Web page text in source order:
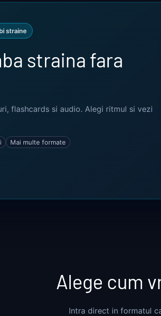
straine
straina fara
flashcards si audio. Alegi ritmul si vezi
Mai multe formate
Alege cum
Intra direct in formatul